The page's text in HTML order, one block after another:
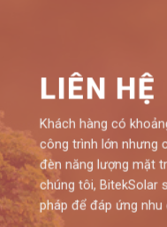
LIÊN HỆ
Khách hàng có
công trình lớn nhưng
đèn năng lượng mặt
chúng tôi, BitekSolar
pháp để đáp ứng nhu